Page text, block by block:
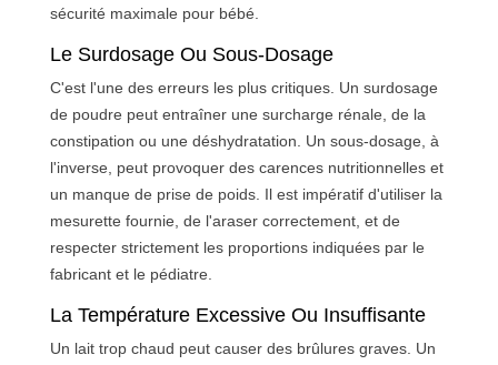
sécurité maximale pour bébé.
Le Surdosage Ou Sous-Dosage
C'est l'une des erreurs les plus critiques. Un surdosage
de poudre peut entraîner une surcharge rénale, de la
constipation ou une déshydratation. Un sous-dosage, à
l'inverse, peut provoquer des carences nutritionnelles et
un manque de prise de poids. Il est impératif d'utiliser la
mesurette fournie, de l'araser correctement, et de
respecter strictement les proportions indiquées par le
fabricant et le pédiatre.
La Température Excessive Ou Insuffisante
Un lait trop chaud peut causer des brûlures graves. Un